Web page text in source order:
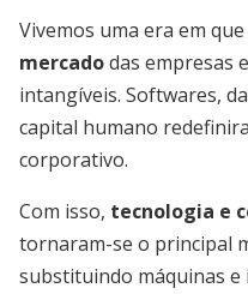
Vivemos uma era em que
mercadodas empresas
intangíveis. Softwares,
capital humano
corporativo.
Com isso, tecnologia e
tornaram-se o principal
substituindo máquinas e